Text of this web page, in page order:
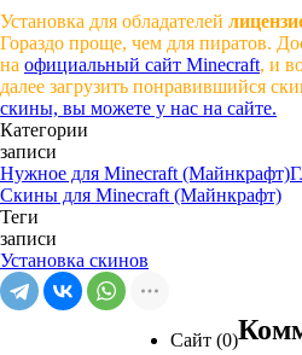
Установка для обладателей
Гораздо проще, чем для пиратов.
на официальный сайт Minecraft, и
далее загрузить понравившийся
скины, вы можете у нас на сайте.
Категории
записи
Нужное для Minecraft (Майнкрафт)
Скины для Minecraft (Майнкрафт)
Теги
записи
Установка скинов
Сайт (0)